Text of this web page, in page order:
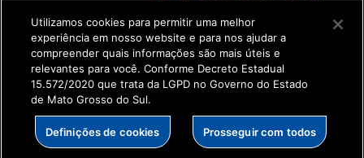
SETDIG | Secretaria-Executiva de Transformação
Digital
Utilizamos cookies para permitir uma melhor
experiência em nosso website e para nos ajudar a
compreender quais informações são mais úteis e
relevantes para você. Conforme Decreto Estadual
15.572/2020 que trata da LGPD no Governo do Estado
de Mato Grosso do Sul.
Definições de cookies Prosseguir com todos